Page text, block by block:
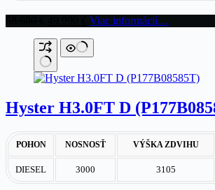
bola:
58.600 €.
Aktuálna
je:
49.990 €.
Viac informácií…
Hyster H3.0FT D
POHON NOSNOSŤ VÝŠKA ZDVIHU
DIESEL 3000 3105